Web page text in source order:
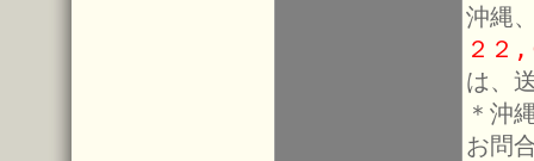
沖縄
２２,
は、
＊沖
お問